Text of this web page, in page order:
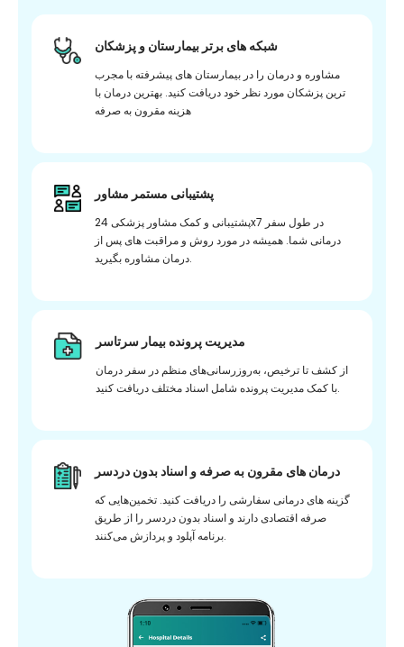
شبکه های برتر بیمارستان و پزشکان
مشاوره و درمان را در بیمارستان های پیشرفته با مجرب
ترین پزشکان مورد نظر خود دریافت کنید. بهترین درمان با
هزینه مقرون به صرفه
پشتیبانی مستمر مشاور
پشتیبانی و کمک مشاور پزشکی 24x7 در طول سفر
درمانی شما. همیشه در مورد روش و مراقبت های پس از
درمان مشاوره بگیرید.
مدیریت پرونده بیمار سرتاسر
از کشف تا ترخیص، به‌روزرسانی‌های منظم در سفر درمان
با کمک مدیریت پرونده شامل اسناد مختلف دریافت کنید.
درمان های مقرون به صرفه و اسناد بدون دردسر
گزینه های درمانی سفارشی را دریافت کنید. تخمین‌هایی که
صرفه اقتصادی دارند و اسناد بدون دردسر را از طریق
برنامه آپلود و پردازش می‌کنند.